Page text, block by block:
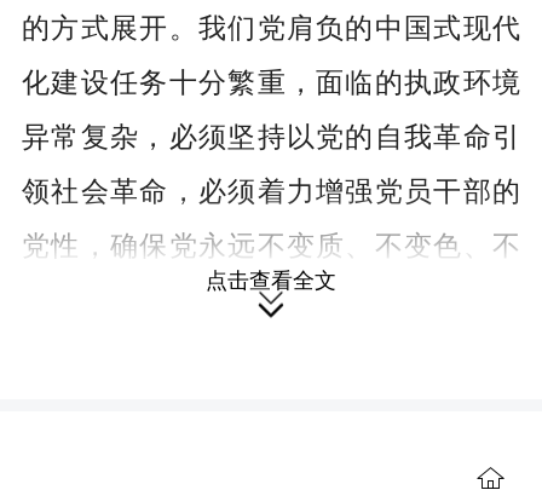
的方式展开。我们党肩负的中国式现代
化建设任务十分繁重，面临的执政环境
异常复杂，必须坚持以党的自我革命引
领社会革命，必须着力增强党员干部的
党性，确保党永远不变质、不变色、不
点击查看全文
